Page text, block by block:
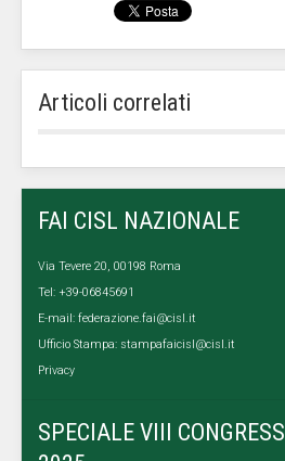
Articoli correlati
FAI CISL NAZIONALE
Via Tevere 20, 00198 Roma
Tel: +39-06845691
E-mail: federazione.fai@cisl.it
Ufficio Stampa: stampafaicisl@cisl.it
Privacy
SPECIALE VIII